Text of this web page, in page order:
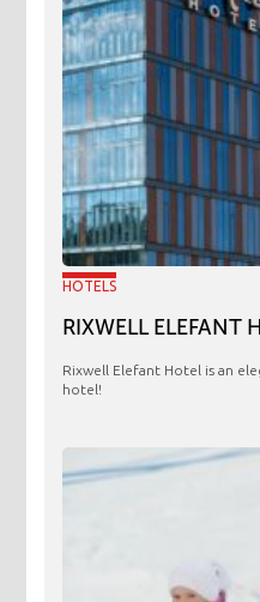
HOTELS
RIXWELL ELEFANT
Rixwell Elefant Hotel is an
hotel!